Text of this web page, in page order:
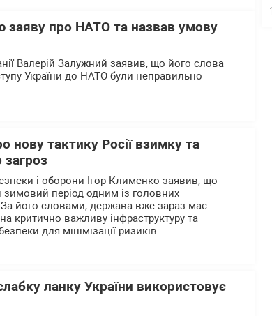
про НАТО та назвав умову
Валерій Залужний заявив, що його слова
України до НАТО були неправильно
нову тактику Росії взимку та
загроз
і оборони Ігор Клименко заявив, що
період одним із головних
За його словами, держава вже зараз має
критично важливу інфраструктуру та
для мінімізації ризиків.
ланку України використовує